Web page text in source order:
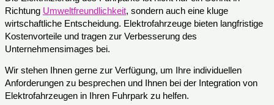
Richtung Umweltfreundlichkeit, sondern auch eine kluge
wirtschaftliche Entscheidung. Elektrofahrzeuge bieten langfristige
Kostenvorteile und tragen zur Verbesserung des
Unternehmensimages bei.
Wir stehen Ihnen gerne zur Verfügung, um Ihre individuellen
Anforderungen zu besprechen und Ihnen bei der Integration von
Elektrofahrzeugen in Ihren Fuhrpark zu helfen.